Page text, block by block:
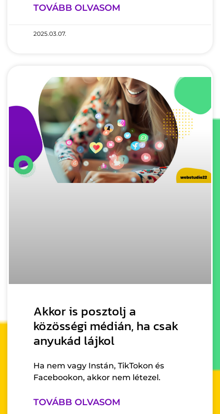
TOVÁBB OLVASOM
2025.03.07.
Akkor is posztolj a
közösségi médián, ha csak
anyukád lájkol
Ha nem vagy Instán, TikTokon és
Facebookon, akkor nem létezel.
TOVÁBB OLVASOM